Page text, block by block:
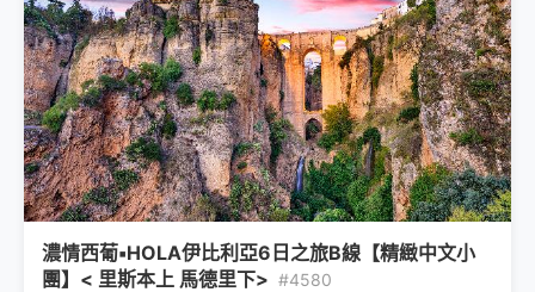
濃情西葡▪HOLA伊比利亞6日之旅B線【精緻中文小
團】< 里斯本上 馬德里下> #4580